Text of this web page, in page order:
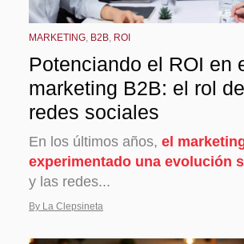
MARKETING B2B ROI
Potenciando el ROI en
marketing B2B: el rol
redes sociales
En los últimos años, el
experimentado una evolución
y las redes...
By La Clepsineta